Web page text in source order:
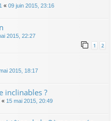
« 09 juin 2015, 23:16
2015, 22:27
1 2
2015, 18:17
inclinables ?
« 15 mai 2015, 20:49